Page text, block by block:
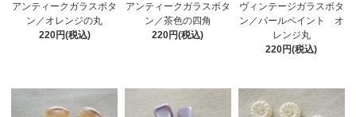
アンティークガラスボタ
ン／オレンジの丸
220円(税込)
アンティークガラスボタ
ン／茶色の四角
220円(税込)
ヴィンテージガラスボタ
ン／パールペイント オ
レンジ丸
220円(税込)